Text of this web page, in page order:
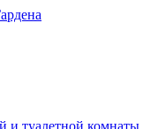
и туалетной комнаты